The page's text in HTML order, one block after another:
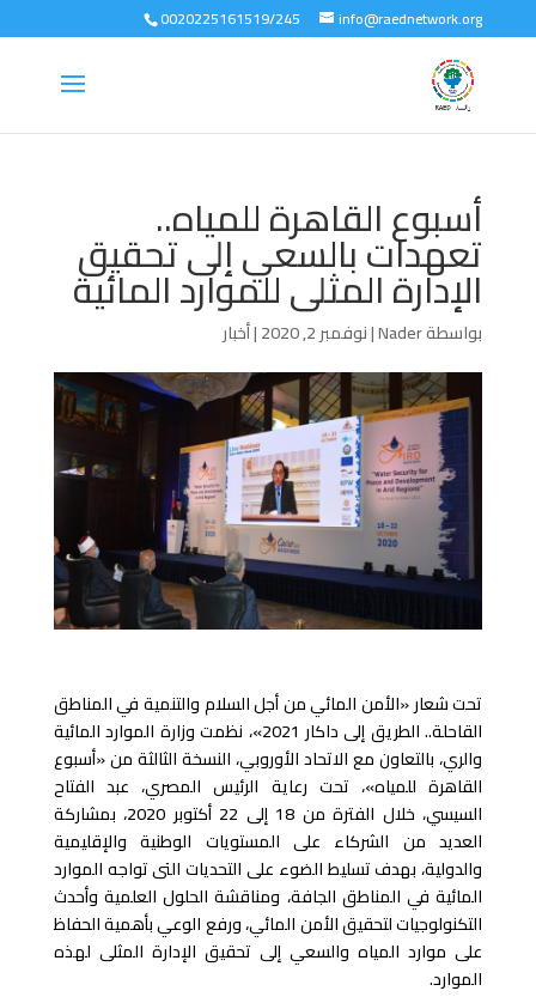
0020225161519/245 info@raednetwork.org
أسبوع القاهرة للمياه..
تعهدات بالسعي إلى تحقيق
الإدارة المثلى للموارد المائية
بواسطةNader
|نوفمبر 2, 2020 |أخبار
تحت شعار «الأمن المائي من أجل السلام والتنمية في المناطق
القاحلة.. الطريق إلى داكار 2021»، نظمت وزارة الموارد المائية
والري، بالتعاون مع الاتحاد الأوروبي، النسخة الثالثة من «أسبوع
القاهرة للمياه»، تحت رعاية الرئيس المصري، عبد الفتاح
السيسي، خلال الفترة من 18 إلى 22 أكتوبر 2020، بمشاركة
العديد من الشركاء على المستويات الوطنية والإقليمية
والدولية، بهدف تسليط الضوء على التحديات التى تواجه الموارد
المائية في المناطق الجافة، ومناقشة الحلول العلمية وأحدث
التكنولوجيات لتحقيق الأمن المائي، ورفع الوعي بأهمية الحفاظ
على موارد المياه والسعي إلى تحقيق الإدارة المثلى لهذه
الموارد.